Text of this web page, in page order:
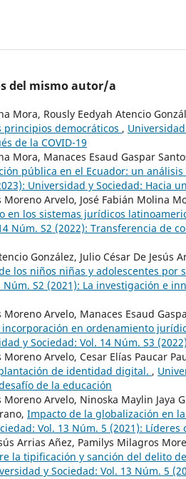
del mismo autor/a
Mora, Rously Eedyah Atencio
principios democráticos ,
de la COVID-19
Mora, Manaces Esaud Gaspar
pública en el Ecuador: un
Universidad y Sociedad: Hacia
Arvelo, José Fabián Molina
en los sistemas jurídicos
Núm. S2 (2022): Transferencia de
González, Julio César De
los niños niñas y adolescentes por
Núm. S2 (2021): La investigación e
Arvelo, Manaces Esaud
en ordenamiento
y Sociedad: Vol. 14 Núm. S3
Arvelo, Cesar Elías Paucar
de identidad digital. ,
de la educación
Arvelo, Ninoska Maylin Jaya
Impacto de la globalización en
Vol. 13 Núm. 5 (2021):
Arrias Añez, Pamilys Milagros
la tipificación y sanción del delito
y Sociedad: Vol. 13 Núm. 5